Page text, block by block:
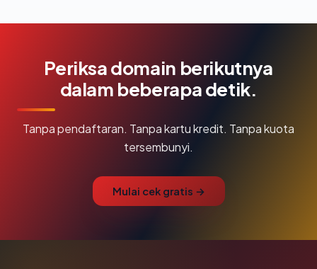
Periksa domain berikutnya
dalam beberapa detik.
Tanpa pendaftaran. Tanpa kartu kredit. Tanpa kuota
tersembunyi.
Mulai cek gratis →